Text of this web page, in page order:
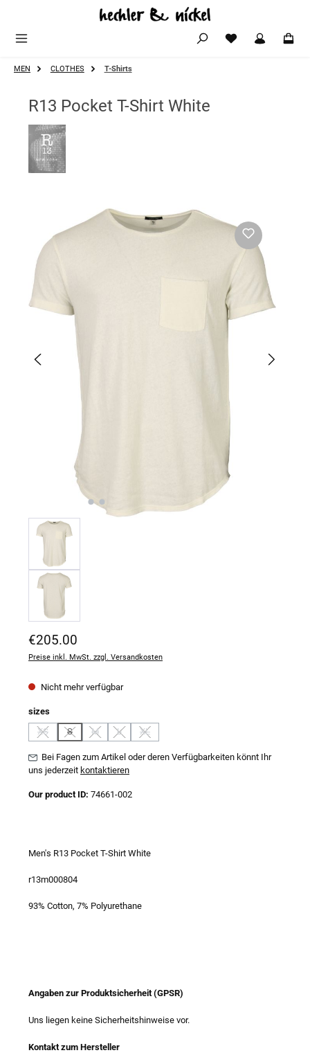
Zum Hauptinhalt springen
MEN CLOTHES T-Shirts
R13 Pocket T-Shirt White
Bildergalerie überspringen
Regulärer Preis:
€205.00
Preise inkl. MwSt. zzgl. Versandkosten
Nicht mehr verfügbar
sizesauswählen
XS
(Diese Option ist zurzeit nicht verfügbar.)
S
(Diese Option ist zurzeit nicht verfügbar.)
M
(Diese Option ist zurzeit nicht verfügbar.)
L
(Diese Option ist zurzeit nicht verfügbar.)
XL
(Diese Option ist zurzeit nicht verfügbar.)
Bei Fagen zum Artikel oder deren Verfügbarkeiten könnt Ihr
uns jederzeit kontaktieren
Our product ID: 74661-002
Men's R13 Pocket T-Shirt White
r13m000804
93% Cotton, 7% Polyurethane
Angaben zur Produktsicherheit (GPSR)
Uns liegen keine Sicherheitshinweise vor.
Kontakt zum Hersteller